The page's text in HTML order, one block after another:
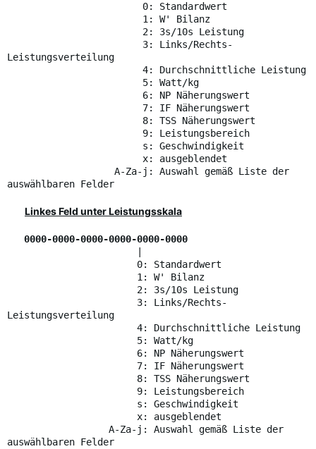
0: Standardwert
1: W' Bilanz
2: 3s/10s Leistung
3: Links/Rechts-
Leistungsverteilung
4: Durchschnittliche Leistung
5: Watt/kg
6: NP Näherungswert
7: IF Näherungswert
8: TSS Näherungswert
9: Leistungsbereich
s: Geschwindigkeit
x: ausgeblendet
A-Za-j: Auswahl gemäß Liste der
auswählbaren Felder
Linkes Feld unter Leistungsskala
0000-0000-0000-0000-0000-0000
0: Standardwert
1: W' Bilanz
2: 3s/10s Leistung
3: Links/Rechts-
Leistungsverteilung
4: Durchschnittliche Leistung
5: Watt/kg
6: NP Näherungswert
7: IF Näherungswert
8: TSS Näherungswert
9: Leistungsbereich
s: Geschwindigkeit
x: ausgeblendet
A-Za-j: Auswahl gemäß Liste der
auswählbaren Felder